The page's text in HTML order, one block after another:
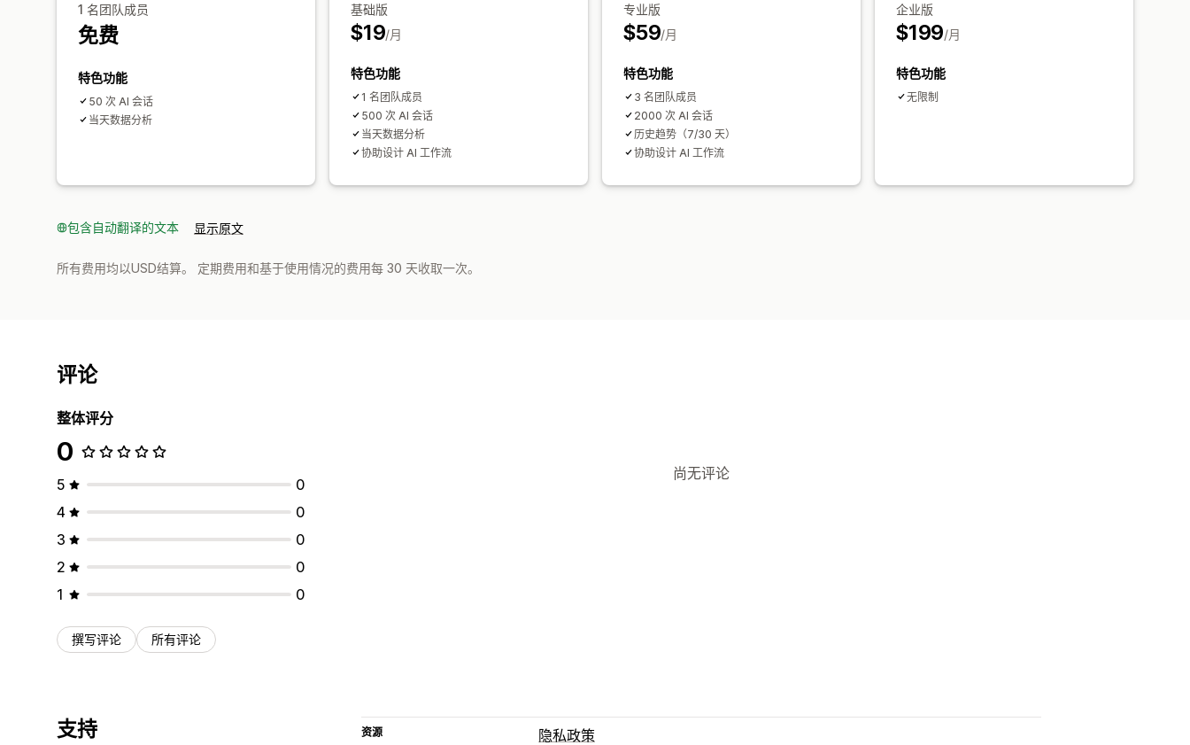
1 名团队成员
免费
特色功能
50 次 AI 会话
当天数据分析
基础版
$19/月
特色功能
1 名团队成员
500 次 AI 会话
当天数据分析
协助设计 AI 工作流
专业版
$59/月
特色功能
3 名团队成员
2000 次 AI 会话
历史趋势（7/30 天）
协助设计 AI 工作流
企业版
$199/月
特色功能
无限制
包含自动翻译的文本 显示原文
所有费用均以USD结算。 定期费用和基于使用情况的费用每 30 天收取一次。
评论
整体评分
0
5
0
4
0
3
0
2
0
1
0
撰写评论 所有评论
尚无评论
支持 资源
隐私政策